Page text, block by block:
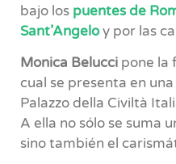
bajo los puentes de
Sant’Angeloy por las
Monica Belucci pone la
cual se presenta en
Palazzo della Civiltà
A ella no sólo se suma
sino también el